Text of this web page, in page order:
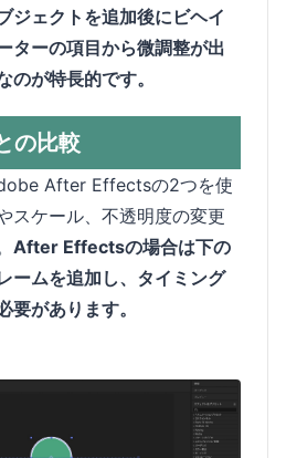
ジェクトを追加後にビヘイ
ターの項目から微調整が出
のが特長的です。
の比較
After Effectsの2つを使
スケール、不透明度の変更
After Effectsの場合は下の
ームを追加し、タイミング
要があります。